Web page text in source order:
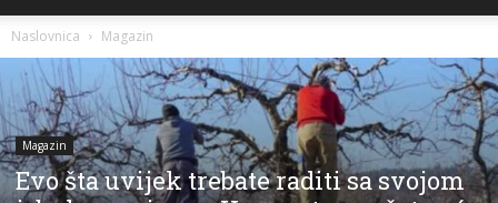
INFO
Naslovnica Magazin
Magazin
Evo šta uvijek trebate raditi sa svojom